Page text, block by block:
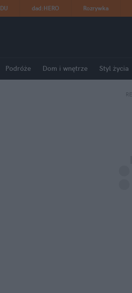
DU dad:HERO Rozrywka
Podróże Dom i wnętrze Styl życia